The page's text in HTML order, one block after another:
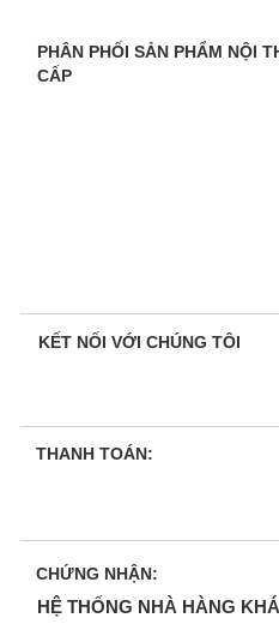
PHÂN PHỐI SẢN PHẨM NỘI
CẤP
HỆ THỐNG NHÀ HÀNG
KẾT NỐI VỚI CHÚNG TÔI
THANH TOÁN:
CHỨNG NHẬN: